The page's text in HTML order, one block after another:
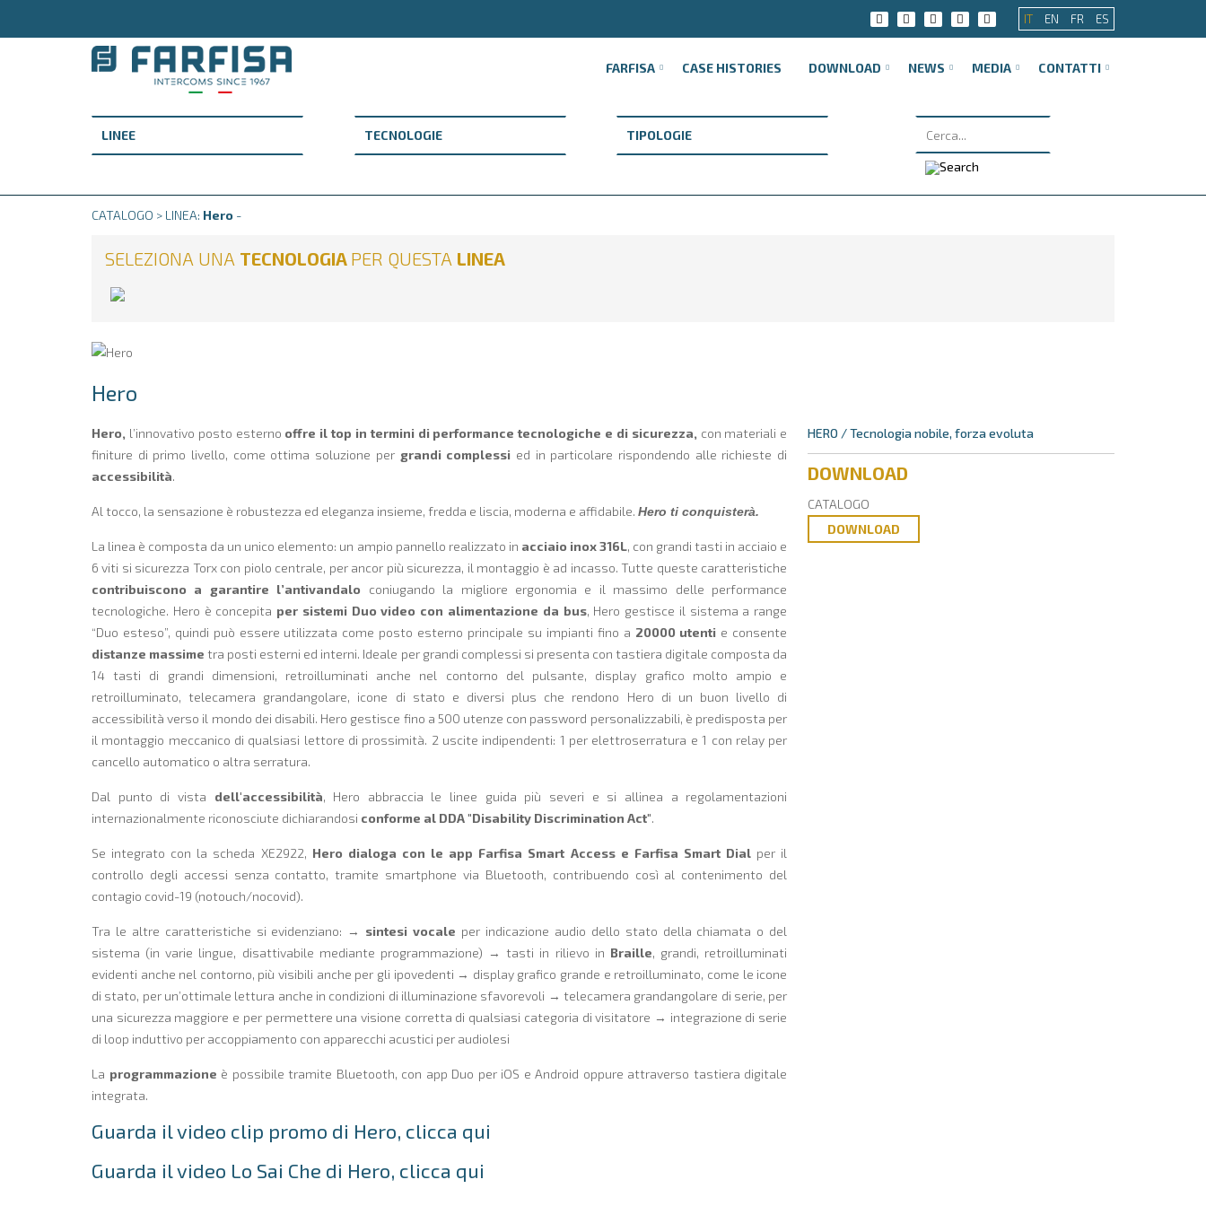
IT EN FR ES
FARFISA CASE HISTORIES DOWNLOAD NEWS MEDIA CONTATTI
CATALOGO > LINEA: Hero -
SELEZIONA UNA TECNOLOGIA PER QUESTA LINEA
Hero
Hero, l’innovativo posto esterno offre il top in termini diperformance tecnologiche e di sicurezza, con materiali e
finiture di primo livello, come ottima soluzione per grandi complessi ed in particolare rispondendo alle richieste di
accessibilità.
Al tocco, la sensazione è robustezza ed eleganza insieme, fredda e liscia, moderna e affidabile. Hero ti conquisterà.
La linea è composta da un unico elemento: un ampio pannello realizzato in acciaio inox 316L, con grandi tasti in acciaio e
6 viti si sicurezza Torx con piolo centrale, per ancor più sicurezza, il montaggio è ad incasso. Tutte queste caratteristiche
contribuiscono a garantire l’antivandalo coniugando la migliore ergonomia e il massimo delle performance
tecnologiche. Hero è concepita per sistemi Duo video con alimentazione da bus, Hero gestisce il sistema a range
“Duo esteso”, quindi può essere utilizzata come posto esterno principale su impianti fino a 20000 utenti e consente
distanze massime tra posti esterni ed interni. Ideale per grandi complessi si presenta con tastiera digitale composta da
14 tasti di grandi dimensioni, retroilluminati anche nel contorno del pulsante, display grafico molto ampio e
retroilluminato, telecamera grandangolare, icone di stato e diversi plus che rendono Hero di un buon livello di
accessibilità verso il mondo dei disabili. Hero gestisce fino a 500 utenze con password personalizzabili, è predisposta per
il montaggio meccanico di qualsiasi lettore di prossimità. 2 uscite indipendenti: 1 per elettroserratura e 1 con relay per
cancello automatico o altra serratura.
Dal punto di vista dell'accessibilità, Hero abbraccia le linee guida più severi e si allinea a regolamentazioni
internazionalmente riconosciute dichiarandosi conforme al DDA "Disability Discrimination Act".
Se integrato con la scheda XE2922, Hero dialoga con le app Farfisa Smart Access e Farfisa Smart Dialper il
controllo degli accessi senza contatto, tramite smartphone via Bluetooth, contribuendo così al contenimento del
contagio covid-19 (notouch/nocovid).
Tra le altre caratteristiche si evidenziano: → sintesi vocale per indicazione audio dello stato della chiamata o del
sistema (in varie lingue, disattivabile mediante programmazione) → tasti in rilievo in Braille, grandi, retroilluminati
evidenti anche nel contorno, più visibili anche per gli ipovedenti → display grafico grande e retroilluminato, come le icone
di stato, per un’ottimale lettura anche in condizioni di illuminazione sfavorevoli → telecamera grandangolare di serie, per
una sicurezza maggiore e per permettere una visione corretta di qualsiasi categoria di visitatore → integrazione di serie
di loop induttivo per accoppiamento con apparecchi acustici per audiolesi
La programmazione è possibile tramite Bluetooth, con app Duo per iOS e Android oppure attraverso tastiera digitale
integrata.
Guarda il video clip promo di Hero, clicca qui
Guarda il video Lo Sai Che di Hero, clicca qui
HERO / Tecnologia nobile, forza evoluta
DOWNLOAD
CATALOGO
DOWNLOAD